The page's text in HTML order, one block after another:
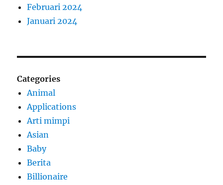
Februari 2024
Januari 2024
Categories
Animal
Applications
Arti mimpi
Asian
Baby
Berita
Billionaire